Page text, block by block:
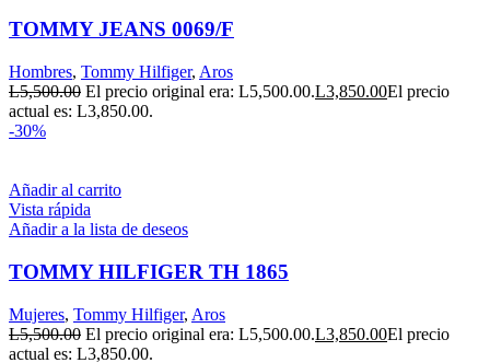
TOMMY JEANS 0069/F
Hombres, Tommy Hilfiger, Aros
L5,500.00 El precio original era: L5,500.00.L3,850.00El precio
actual es: L3,850.00.
-30%
Añadir al carrito
Vista rápida
Añadir a la lista de deseos
TOMMY HILFIGER TH 1865
Mujeres, Tommy Hilfiger, Aros
L5,500.00 El precio original era: L5,500.00.L3,850.00El precio
actual es: L3,850.00.